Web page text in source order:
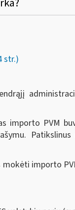
str.)
importo PVM
importo